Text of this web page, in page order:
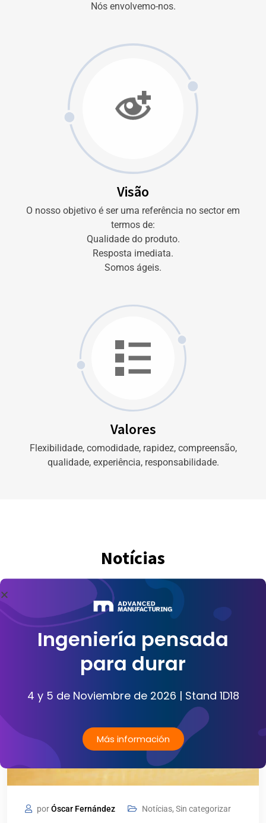
Nós envolvemo-nos.
Visão
O nosso objetivo é ser uma referência no sector em
termos de:
Qualidade do produto.
Resposta imediata.
Somos ágeis.
Valores
Flexibilidade, comodidade, rapidez, compreensão,
qualidade, experiência, responsabilidade.
Notícias
porÓscar Fernández Notícias, Sin categorizar
Ingeniería pensada
para durar
4 y 5 de Noviembre de 2026 | Stand 1D18
Más información